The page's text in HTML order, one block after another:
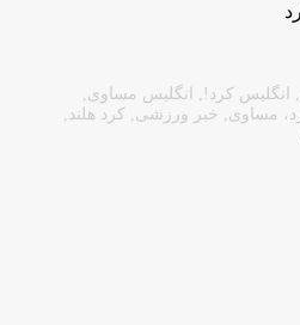
انگلیس کرد!, انگلیس مساوی,
مساوی, خبر ورزشی, کرد هلند,